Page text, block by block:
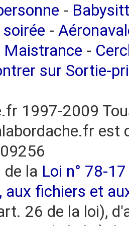
-
-
Maistrance -
sur Sortie-
1997-2009
est
de la Loi n° 78-
aux fichiers et
26 de la loi),